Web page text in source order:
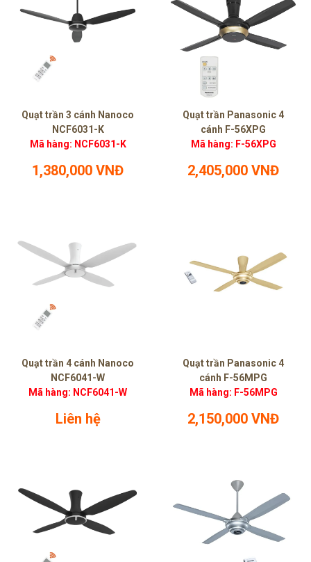
Quạt trần 3 cánh Nanoco
NCF6031-K
Mã hàng: NCF6031-K
1,380,000 VNĐ
Quạt trần Panasonic 4
cánh F-56XPG
Mã hàng: F-56XPG
2,405,000 VNĐ
Quạt trần 4 cánh Nanoco
NCF6041-W
Mã hàng: NCF6041-W
Liên hệ
Quạt trần Panasonic 4
cánh F-56MPG
Mã hàng: F-56MPG
2,150,000 VNĐ